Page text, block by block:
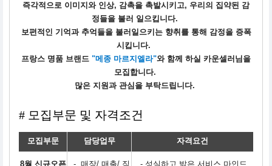
즉각적으로 이미지와 인상, 감촉을 촉발시키고, 우리의 집약된 감
정들을 불러 일으킵니다.
보편적인 기억과 추억들을 불러일으키는 향취를 통해 감정을 증폭
시킵니다.
프랑스 명품 브랜드 "메종 마르지엘라"와 함께 하실 카운셀러님을
모집합니다.
많은 지원과 관심을 부탁드립니다.
# 모집부문 및 자격조건
모집부문 담당업무 자격요건
8월 신규오픈 - 매장/ 매출/ 직 - 성실하고 밝은 서비스 마인드